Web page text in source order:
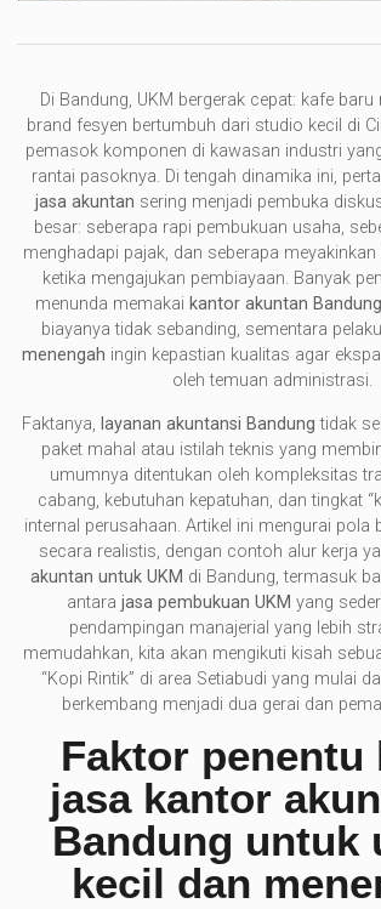
Di Bandung, UKM bergerak cepat: kafe
brand fesyen bertumbuh dari studio kecil di
pemasok komponen di kawasan industri
rantai pasoknya. Di tengah dinamika ini,
jasa akuntan sering menjadi pembuka
besar: seberapa rapi pembukuan usaha,
menghadapi pajak, dan seberapa
ketika mengajukan pembiayaan. Banyak
menunda memakai kantor akuntan Bandung
biayanya tidak sebanding, sementara pelaku
menengah ingin kepastian kualitas agar
oleh temuan administrasi.
Faktanya, layanan akuntansi Bandung tidak
paket mahal atau istilah teknis yang
umumnya ditentukan oleh kompleksitas
cabang, kebutuhan kepatuhan, dan tingkat
internal perusahaan. Artikel ini mengurai pola
secara realistis, dengan contoh alur kerja
akuntan untuk UKM di Bandung, termasuk
antara jasa pembukuan UKM yang
pendampingan manajerial yang lebih
memudahkan, kita akan mengikuti kisah
“Kopi Rintik” di area Setiabudi yang mulai
berkembang menjadi dua gerai dan
Faktor penentu
jasa kantor
Bandung untuk
kecil dan